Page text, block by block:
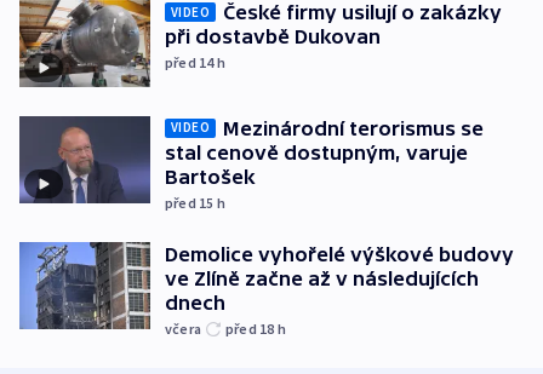
VIDEO
České firmy usilují o zakázky
při dostavbě Dukovan
před 14h
VIDEO
Mezinárodní terorismus se
stal cenově dostupným, varuje
Bartošek
před 15 h
Demolice vyhořelé výškové budovy
ve Zlíně začne až v následujících
dnech
včera před 18 h